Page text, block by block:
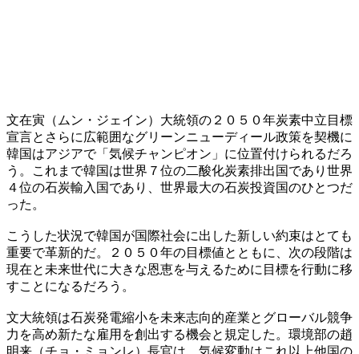
文在寅（ムン・ジェイン）大統領の２０５０年炭素中立目標
宣言とさらに広範囲なグリーンニューディール政策を契機に
韓国はアジアで「気候チャンピオン」に位置付けられるだろ
う。これまで韓国は世界７位の二酸化炭素排出国であり世界
４位の石炭輸入国であり、世界最大の石炭投資国のひとつだ
った。
こうした状況で韓国が国際社会に出した新しい約束はとても
重要で革新的だ。２０５０年の目標値とともに、次の段階は
現在と未来世代に大きな恩恵を与えるために目標を行動に移
すことになるだろう。
文大統領は石炭発電縮小を未来志向的産業とグローバル競争
力を高め新たな雇用を創出する機会と規定した。環境部の趙
明来（チョ・ミョンレ）長官は、気候変動はこれ以上他国の